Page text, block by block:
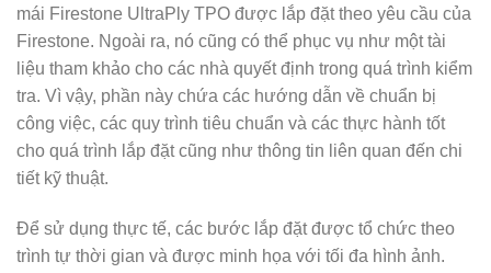
mái Firestone UltraPly TPO được lắp đặt theo yêu cầu của
Firestone. Ngoài ra, nó cũng có thể phục vụ như một tài
liệu tham khảo cho các nhà quyết định trong quá trình kiểm
tra. Vì vậy, phần này chứa các hướng dẫn về chuẩn bị
công việc, các quy trình tiêu chuẩn và các thực hành tốt
cho quá trình lắp đặt cũng như thông tin liên quan đến chi
tiết kỹ thuật.
Để sử dụng thực tế, các bước lắp đặt được tổ chức theo
trình tự thời gian và được minh họa với tối đa hình ảnh.